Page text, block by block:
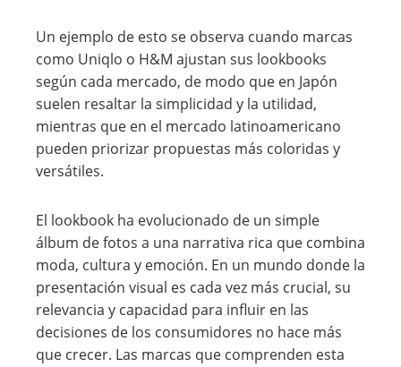
Un ejemplo de esto se observa cuando marcas
como Uniqlo o H&M ajustan sus lookbooks
según cada mercado, de modo que en Japón
suelen resaltar la simplicidad y la utilidad,
mientras que en el mercado latinoamericano
pueden priorizar propuestas más coloridas y
versátiles.
El lookbook ha evolucionado de un simple
álbum de fotos a una narrativa rica que combina
moda, cultura y emoción. En un mundo donde la
presentación visual es cada vez más crucial, su
relevancia y capacidad para influir en las
decisiones de los consumidores no hace más
que crecer. Las marcas que comprenden esta